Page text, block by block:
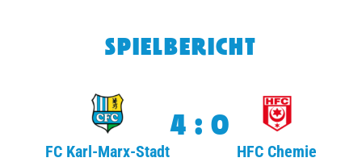
SPIELBERICHT
FC Karl-Marx-Stadt
4:0
HFC Chemie